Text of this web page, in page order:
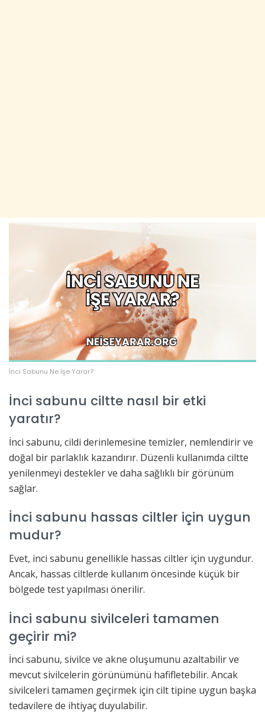
İnci Sabunu Ne İşe Yarar?
İnci sabunu ciltte nasıl bir etki
yaratır?
İnci sabunu, cildi derinlemesine temizler, nemlendirir ve
doğal bir parlaklık kazandırır. Düzenli kullanımda ciltte
yenilenmeyi destekler ve daha sağlıklı bir görünüm
sağlar.
İnci sabunu hassas ciltler için uygun
mudur?
Evet, inci sabunu genellikle hassas ciltler için uygundur.
Ancak, hassas ciltlerde kullanım öncesinde küçük bir
bölgede test yapılması önerilir.
İnci sabunu sivilceleri tamamen
geçirir mi?
İnci sabunu, sivilce ve akne oluşumunu azaltabilir ve
mevcut sivilcelerin görünümünü hafifletebilir. Ancak
sivilceleri tamamen geçirmek için cilt tipine uygun başka
tedavilere de ihtiyaç duyulabilir.